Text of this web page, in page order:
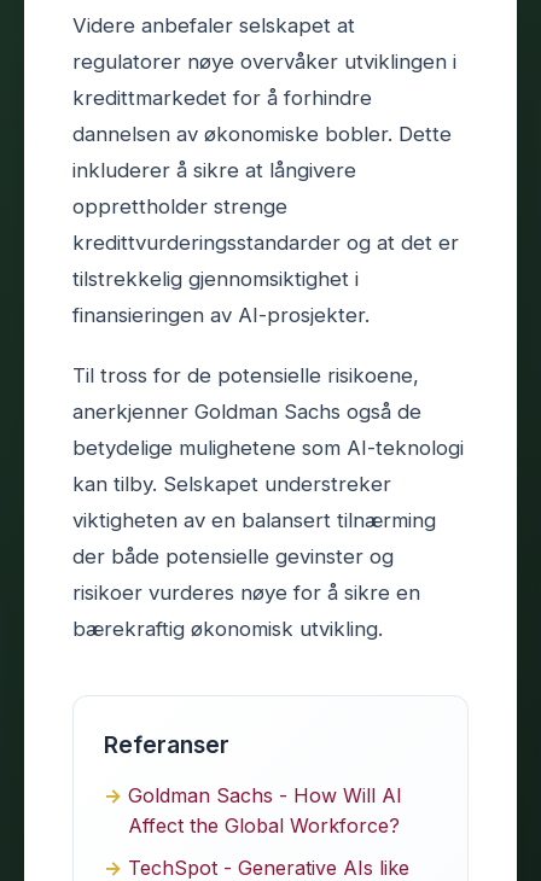
Videre anbefaler selskapet at
regulatorer nøye overvåker utviklingen i
kredittmarkedet for å forhindre
dannelsen av økonomiske bobler. Dette
inkluderer å sikre at långivere
opprettholder strenge
kredittvurderingsstandarder og at det er
tilstrekkelig gjennomsiktighet i
finansieringen av AI-prosjekter.
Til tross for de potensielle risikoene,
anerkjenner Goldman Sachs også de
betydelige mulighetene som AI-teknologi
kan tilby. Selskapet understreker
viktigheten av en balansert tilnærming
der både potensielle gevinster og
risikoer vurderes nøye for å sikre en
bærekraftig økonomisk utvikling.
Referanser
Goldman Sachs - How Will AI
Affect the Global Workforce?
TechSpot - Generative AIs like